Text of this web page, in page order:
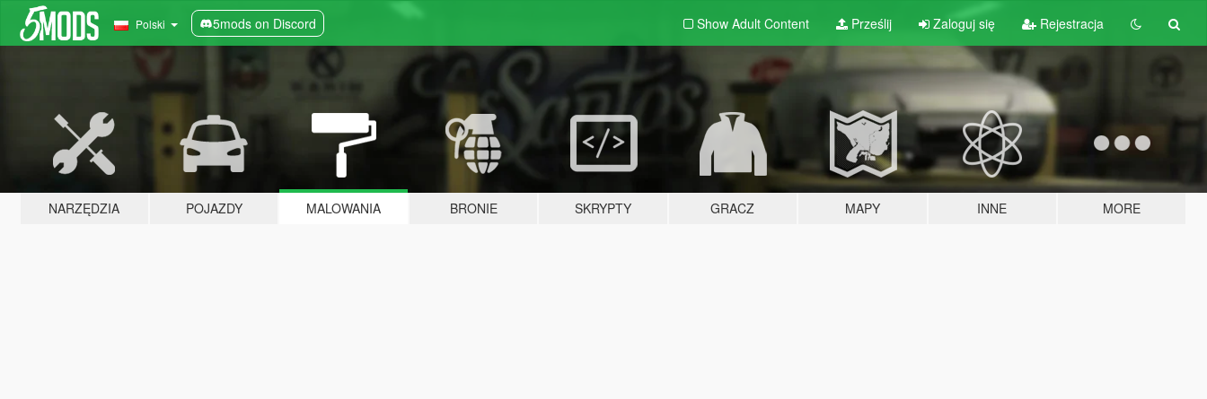
Polski 5mods on Discord Show Adult Content Prześlij Zaloguj się Rejestracja
NARZĘDZIA POJAZDY MALOWANIA BRONIE SKRYPTY GRACZ MAPY INNE MORE